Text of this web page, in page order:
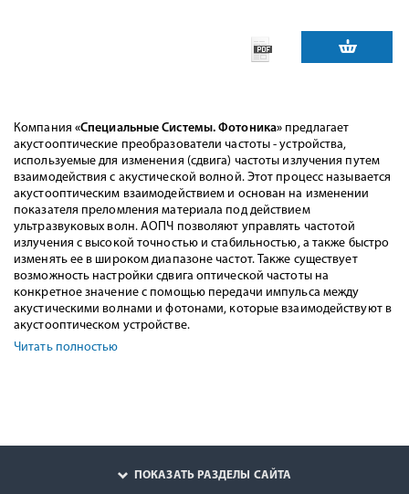
Компания «Специальные Системы. Фотоника» предлагает
акустооптические преобразователи частоты - устройства,
используемые для изменения (сдвига) частоты излучения путем
взаимодействия с акустической волной. Этот процесс называется
акустооптическим взаимодействием и основан на изменении
показателя преломления материала под действием
ультразвуковых волн. AОПЧ позволяют управлять частотой
излучения с высокой точностью и стабильностью, а также быстро
изменять ее в широком диапазоне частот. Также существует
возможность настройки сдвига оптической частоты на
конкретное значение с помощью передачи импульса между
акустическими волнами и фотонами, которые взаимодействуют в
акустооптическом устройстве.
Читать полностью
ПОКАЗАТЬ РАЗДЕЛЫ САЙТА